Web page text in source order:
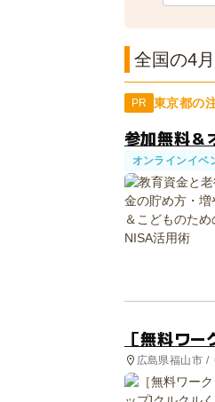
全国の4
PR 東京都の
参加無料＆
オンラインイベ
［無料ワ
広島県福山市 /